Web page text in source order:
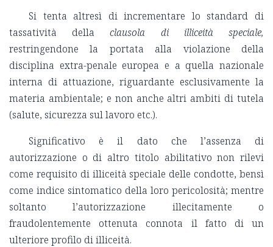
Si tenta altresì di incrementare lo standard di
tassatività dellaclausola di illiceità speciale,
restringendone la portata alla violazione della
disciplina extra-penale europea e a quella nazionale
interna di attuazione, riguardante esclusivamente la
materia ambientale; e non anche altri ambiti di tutela
(salute, sicurezza sul lavoro etc.).
Significativo è il dato che l’assenza di
autorizzazione o di altro titolo abilitativo non rilevi
come requisito di illiceità speciale delle condotte, bensì
come indice sintomatico della loro pericolosità; mentre
soltanto l’autorizzazione illecitamente o
fraudolentemente ottenuta connota il fatto di un
ulteriore profilo di illiceità.